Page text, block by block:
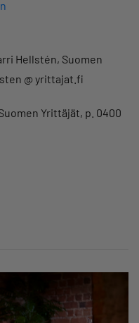
Hellstén, Suomen
@ yrittajat.fi
Yrittäjät, p. 0400